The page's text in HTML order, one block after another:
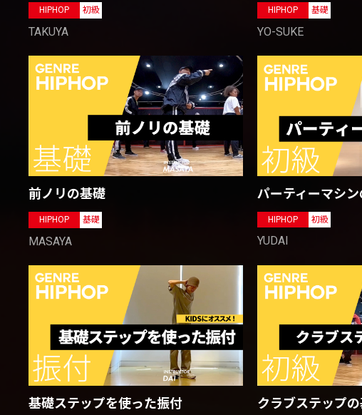
HIPHOP 初級
TAKUYA
HIPHOP 基礎
YO-SUKE
前ノリの基礎
HIPHOP 基礎
MASAYA
パーティーマシン
HIPHOP 初級
YUDAI
基礎ステップを使った振付 クラブステップ